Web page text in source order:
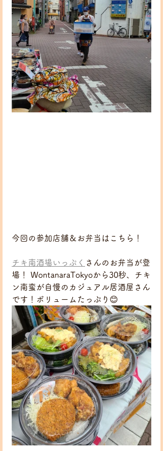
今回の参加店舗＆お弁当はこちら！
チキ南酒場いっぷく さんのお弁当が登
場！ WontanaraTokyoから30秒、チキ
ン南蛮が自慢のカジュアル居酒屋さん
です！ボリュームたっぷり😊